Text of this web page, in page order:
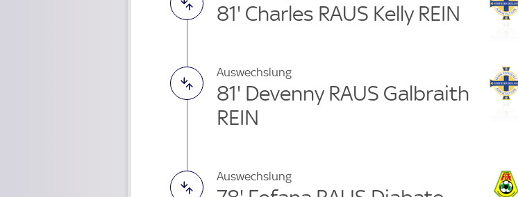
81' Charles RAUS Kelly REIN
Auswechslung
81' Devenny RAUS Galbraith
REIN
Auswechslung